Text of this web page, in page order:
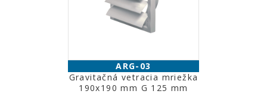
ARG-03
Gravitačná vetracia mriežka
190x190 mm G 125 mm